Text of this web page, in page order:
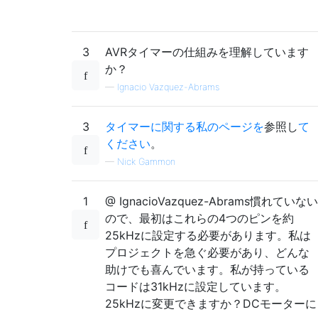
3
AVRタイマーの仕組みを理解しています
か？
— Ignacio Vazquez-Abrams
3 タイマーに関する私のページを参照して
ください。
— Nick Gammon
1
@ IgnacioVazquez-Abrams慣れていない
ので、最初はこれらの4つのピンを約
25kHzに設定する必要があります。私は
プロジェクトを急ぐ必要があり、どんな
助けでも喜んでいます。私が持っている
コードは31kHzに設定しています。
25kHzに変更できますか？DCモーターに